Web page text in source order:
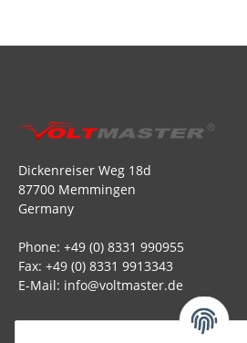
Dickenreiser Weg 18d
87700 Memmingen
Germany
Phone: +49 (0) 8331 990955
Fax: +49 (0) 8331 9913343
E-Mail: info@voltmaster.de